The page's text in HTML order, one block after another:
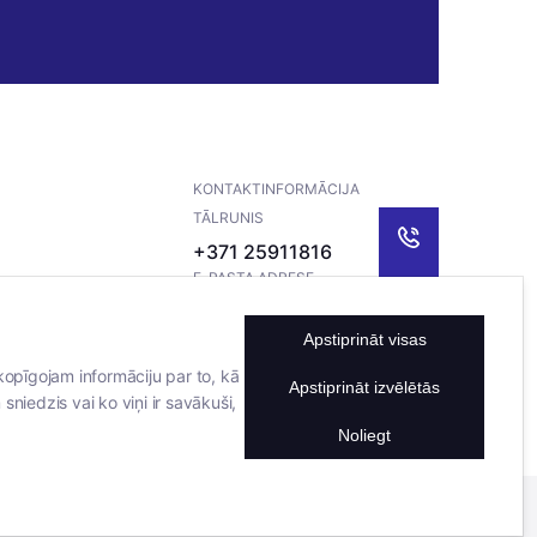
KONTAKTINFORMĀCIJA
TĀLRUNIS
+371 25911816
E-PASTA ADRESE
info@bertasnams.lv
informāciju par to, kā
vai ko viņi ir savākuši,
Apstiprināt visas
Apstiprināt izvēlētās
Noliegt